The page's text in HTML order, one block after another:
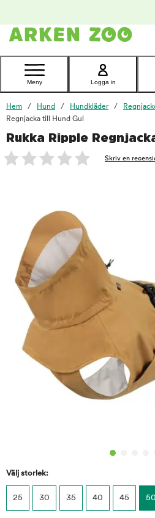
Kontakta
Meny Logga in
Hem Hund Hundkläder
Regnjacka till Hund Gul
Rukka Ripple
Skriv en
Välj storlek:
25 30 35 40 45 50
foo